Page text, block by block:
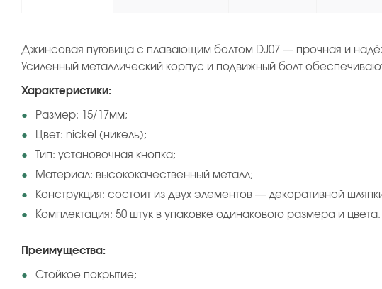
Джинсовая пуговица с плавающим болтом DJ07 — прочная и
Усиленный металлический корпус и подвижный болт
Характеристики:
Размер: 15/17мм;
Цвет: nickel (никель);
Тип: установочная кнопка;
Материал: высококачественный металл;
Конструкция: состоит из двух элементов — декоративной
Комплектация: 50 штук в упаковке одинакового размера и цвета.
Преимущества:
Стойкое покрытие;